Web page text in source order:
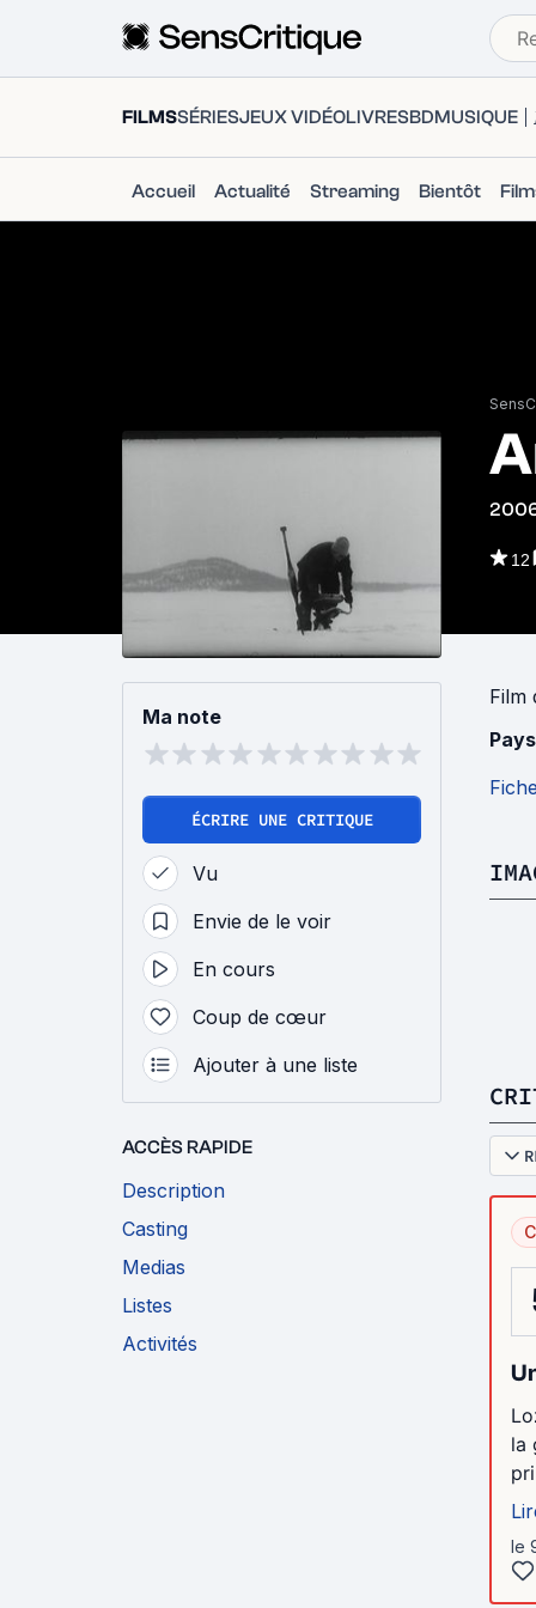
FILMSSÉRIESJEUX VIDÉOLIVRESBDMUSIQUE
Accueil Actualité Streaming Bientôt
12
Ma note
ÉCRIRE UNE CRITIQUE
Vu
Envie de le voir
En cours
Coup de cœur
Ajouter à une liste
ACCÈS RAPIDE
Description
Casting
Medias
Listes
Activités
Film
la
le